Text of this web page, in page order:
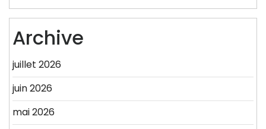
Archive
juillet 2026
juin 2026
mai 2026